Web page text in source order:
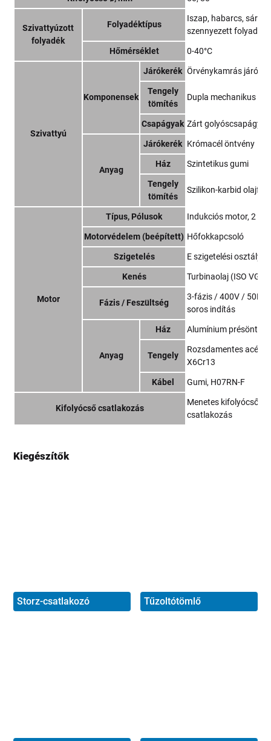
Szivattyúzott
folyadék
Folyadéktípus
Iszap, habarcs, sárral
szennyezett folyadék
Hőmérséklet 0-40°C
Szivattyú
Komponensek
Járókerék Örvénykamrás
Tengely
tömítés
Dupla mechanikus
Csapágyak Zárt golyóscsapágy
Anyag
Járókerék Krómacél öntvény
Ház Szintetikus gumi
Tengely
tömítés
Szilikon-karbid
Motor
Típus, Pólusok Indukciós motor, 2
Motorvédelem (beépített) Hőfokkapcsoló
Szigetelés E szigetelési osztály
Kenés Turbinaolaj (ISO
Fázis / Feszültség
3-fázis / 400V / 50Hz
soros indítás
Anyag
Ház Alumínium
Tengely
Rozsdamentes acél
X6Cr13
Kábel Gumi, H07RN-F
Kifolyócső csatlakozás
Menetes kifolyócső
csatlakozás
Kiegészítők
Storz-csatlakozó Tűzoltótömlő